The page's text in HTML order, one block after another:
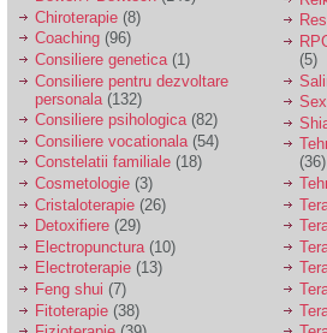
oboseala, o oboseala
cronica de care nu pot
scapa si simt ca din
cauza ei nu pot
controla nervii si
cateodata are copilul
de suferit.
Am o bariera peste
care nu pot trece:
prietena mea a ramas
insarcinata cu o fata.
Am fost de comun
acord sa facem un
copil, cu gandul ca e
baiat.
Chiroterapie (8)
Coaching (96)
Consiliere genetica(1)
Consiliere pentru dezvoltare
personala (132)
Consiliere psihologica(82)
Consiliere vocationala (54)
Constelatii familiale (18)
Cosmetologie (3)
Cristaloterapie (26)
Detoxifiere (29)
Electropunctura (10)
Electroterapie (13)
Feng shui (7)
Fitoterapie (38)
(5)
(36)